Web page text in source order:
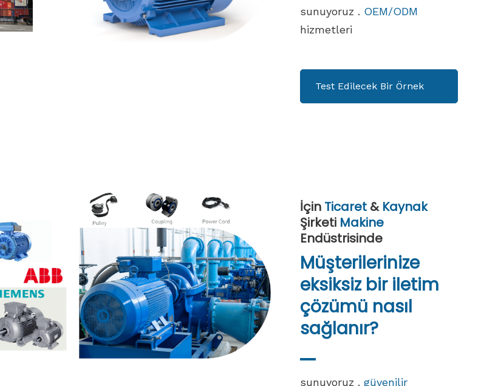
sunuyoruz . OEM/ODM
hizmetleri
Test Edilecek Bir Örnek
İçin Ticaret & Kaynak
Şirketi Makine
Endüstrisinde
Müşterilerinize
eksiksiz bir iletim
çözümü nasıl
sağlanır?
sunuyoruz . güvenilir